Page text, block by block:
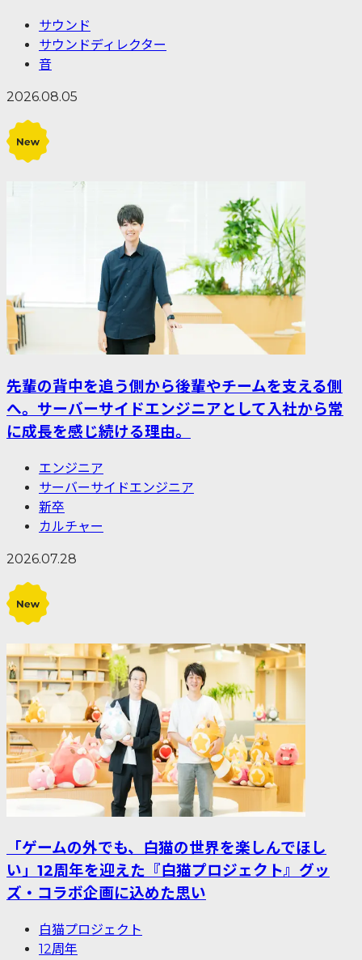
サウンド
サウンドディレクター
音
2026.08.05
先輩の背中を追う側から後輩やチームを支える側
へ。サーバーサイドエンジニアとして入社から常
に成長を感じ続ける理由。
エンジニア
サーバーサイドエンジニア
新卒
カルチャー
2026.07.28
「ゲームの外でも、白猫の世界を楽しんでほし
い」12周年を迎えた『白猫プロジェクト』グッ
ズ・コラボ企画に込めた思い
白猫プロジェクト
12周年